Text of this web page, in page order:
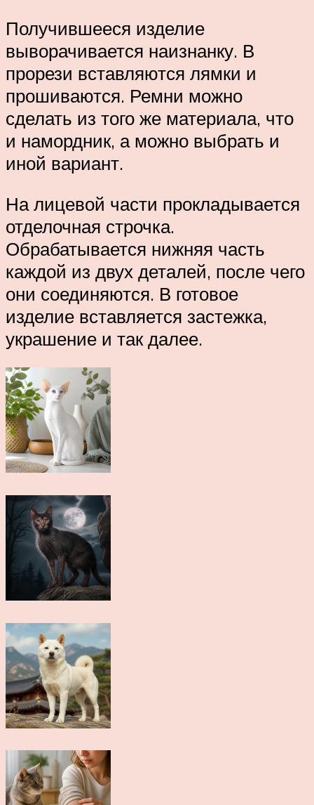
Получившееся изделие
выворачивается наизнанку. В
прорези вставляются лямки и
прошиваются. Ремни можно
сделать из того же материала, что
и намордник, а можно выбрать и
иной вариант.
На лицевой части прокладывается
отделочная строчка.
Обрабатывается нижняя часть
каждой из двух деталей, после чего
они соединяются. В готовое
изделие вставляется застежка,
украшение и так далее.